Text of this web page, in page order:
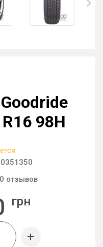
98H
0 отзывов
грн